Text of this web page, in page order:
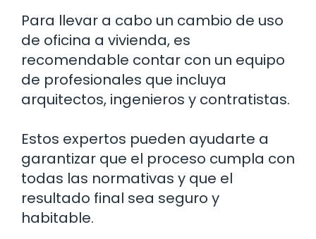
Para llevar a cabo un cambio de uso
de oficina a vivienda, es
recomendable contar con un equipo
de profesionales que incluya
arquitectos, ingenieros y contratistas.
Estos expertos pueden ayudarte a
garantizar que el proceso cumpla con
todas las normativas y que el
resultado final sea seguro y
habitable.